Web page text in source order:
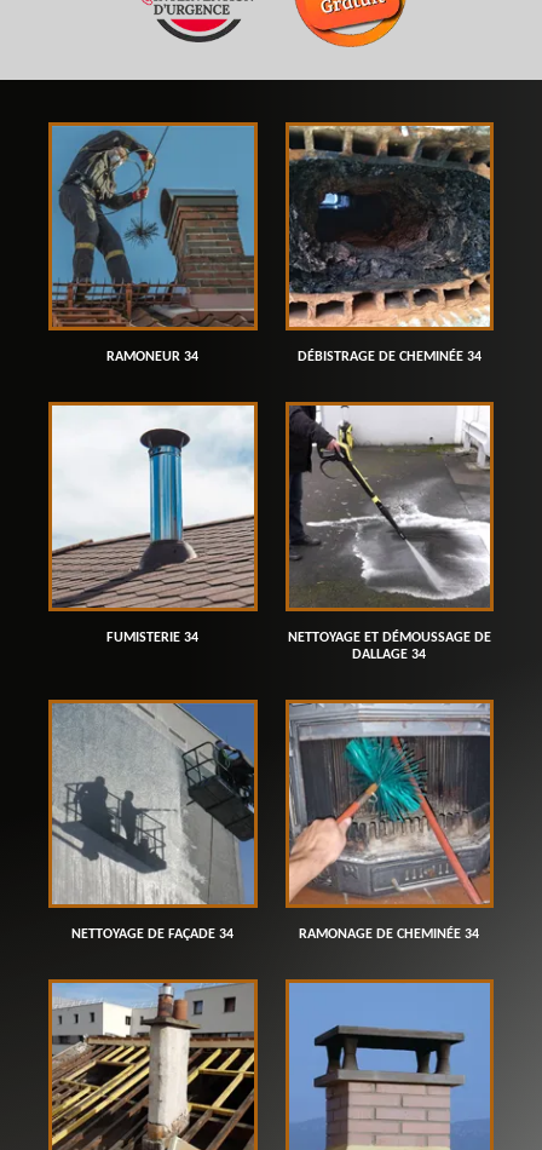
RAMONEUR 34 DÉBISTRAGE DE CHEMINÉE 34
FUMISTERIE 34
NETTOYAGE ET DÉMOUSSAGE DE
DALLAGE 34
NETTOYAGE DE FAÇADE 34 RAMONAGE DE CHEMINÉE 34